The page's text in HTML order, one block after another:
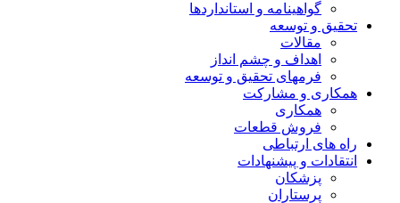
گواهينامه و استانداردها
تحقيق و توسعه
مقالات
اهداف و چشم انداز
فرمهای تحقیق و توسعه
همکاری و مشارکت
همکاری
فروش قطعات
راه های ارتباطی
انتقادات و پيشنهادات
پزشكان
پرستاران